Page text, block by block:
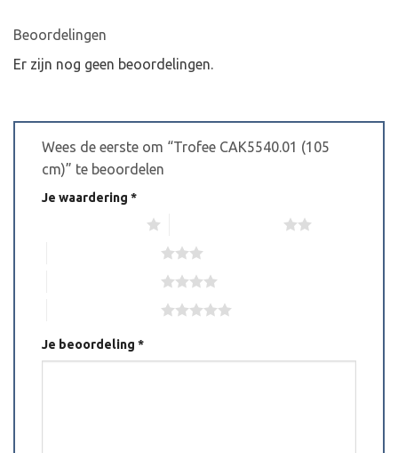
Beoordelingen
Er zijn nog geen beoordelingen.
Wees de eerste om “Trofee CAK5540.01 (105
cm)” te beoordelen
Je waardering *
Je beoordeling *